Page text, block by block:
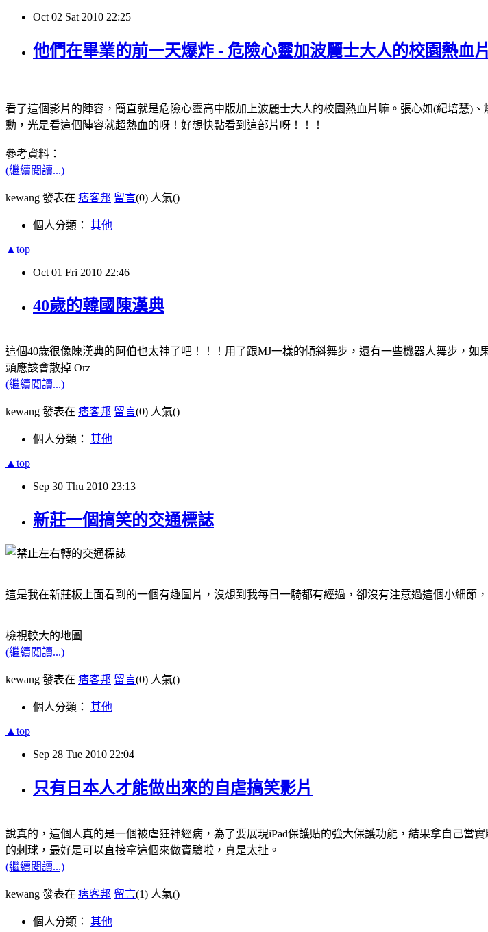
Oct 02 Sat 2010 22:25
他們在畢業的前一天爆炸 - 危險心靈加波麗士大人的校園熱血片
看了這個影片的陣容，簡直就是危險心靈高中版加上波麗士大人的校園熱血片嘛。張心如(紀培慧)
勳，光是看這個陣容就超熱血的呀！好想快點看到這部片呀！！！
參考資料：
(繼續閱讀...)
kewang 發表在 痞客邦 留言(0) 人氣()
個人分類： 其他
▲top
Oct 01 Fri 2010 22:46
40歲的韓國陳漢典
這個40歲很像陳漢典的阿伯也太神了吧！！！用了跟MJ一樣的傾斜舞步，還有一些機器人舞步，
頭應該會散掉 Orz
(繼續閱讀...)
kewang 發表在 痞客邦 留言(0) 人氣()
個人分類： 其他
▲top
Sep 30 Thu 2010 23:13
新莊一個搞笑的交通標誌
這是我在新莊板上面看到的一個有趣圖片，沒想到我每日一騎都有經過，卻沒有注意過這個小細節
檢視較大的地圖
(繼續閱讀...)
kewang 發表在 痞客邦 留言(0) 人氣()
個人分類： 其他
▲top
Sep 28 Tue 2010 22:04
只有日本人才能做出來的自虐搞笑影片
說真的，這個人真的是一個被虐狂神經病，為了要展現iPad保護貼的強大保護功能，結果拿自己當
的刺球，最好是可以直接拿這個來做寶驗啦，真是太扯。
(繼續閱讀...)
kewang 發表在 痞客邦 留言(1) 人氣()
個人分類： 其他